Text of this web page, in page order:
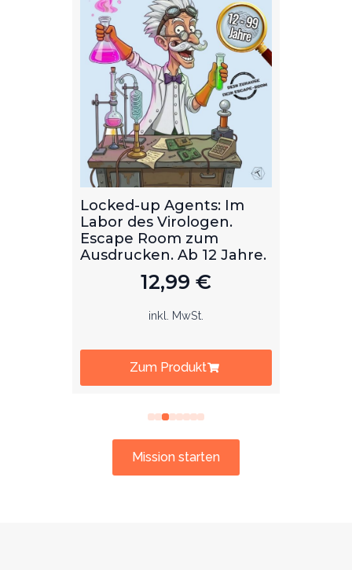
Locked-up Agents: Die
Bibliothek des Hannibal
Lektor. Escape Room
zum Ausdrucken. Ab 12
12,99
Zum Produkt
Mission starten